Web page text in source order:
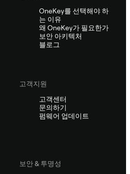
OneKey를 선택해야 하
는 이유
왜 OneKey가 필요한가
보안 아키텍처
블로그
고객지원
고객센터
문의하기
펌웨어 업데이트
보안 & 투명성